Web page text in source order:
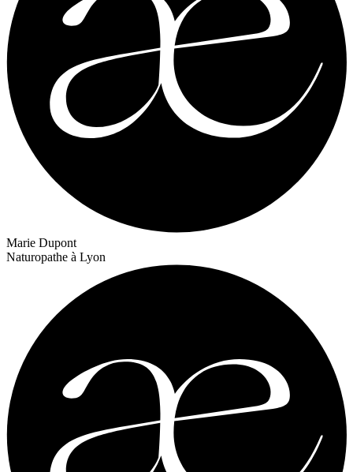
Marie Dupont
Naturopathe à Lyon